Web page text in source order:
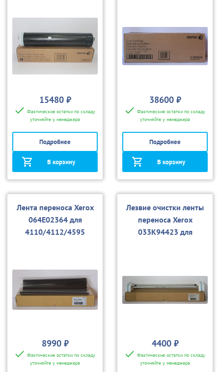
15480 ₽
Фактические остатки по складу
уточняйте у менеджера
Подробнее
В корзину
38600 ₽
Фактические остатки по складу
уточняйте у менеджера
Подробнее
В корзину
Лента переноса Xerox
064E02364 для
4110/4112/4595
8990 ₽
Фактические остатки по складу
уточняйте у менеджера
Лезвие очистки ленты
переноса Xerox
033K94423 для
4400 ₽
Фактические остатки по складу
уточняйте у менеджера